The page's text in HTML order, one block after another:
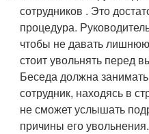
сотрудников . Это
процедура.
чтобы не давать
стоит увольнять перед
Беседа должна
сотрудник, находясь в
не сможет услышать
причины его увольнения.